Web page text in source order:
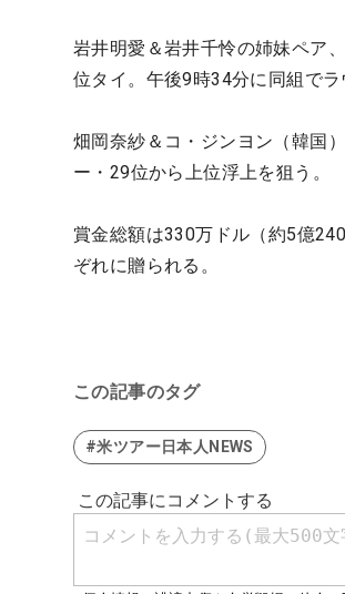
岩井明愛＆岩井千怜の姉妹ペア
位タイ。午後9時34分に同組でラ
畑岡奈紗＆コ・ジンヨン（韓国
ー・29位から上位浮上を狙う。
賞金総額は330万ドル（約5億
ぞれに贈られる。
この記事のタグ
#米ツアー日本人NEWS